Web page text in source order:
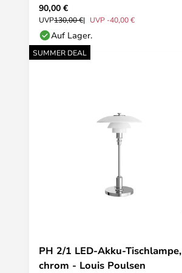
90,00 €
UVP130,00 € UVP -40,00 €
Auf Lager.
SUMMER DEAL
PH 2/1 LED-Akku-Tischlampe,
chrom - Louis Poulsen